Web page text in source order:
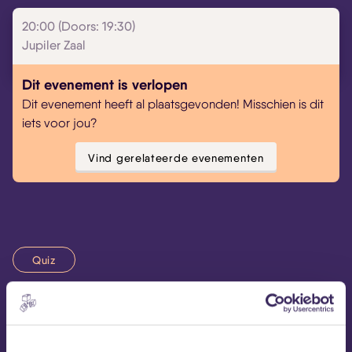
20:00 (Doors: 19:30)
Jupiler Zaal
Dit evenement is verlopen
Dit evenement heeft al plaatsgevonden! Misschien is dit
iets voor jou?
Vind gerelateerde evenementen
Quiz
Voor toegang tot MEZZ is een coronatoegangsbewijs